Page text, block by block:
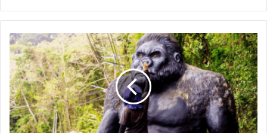
Renuevan
esculturas
en
carretera
hacia
Panchimalco
para
fortalecer